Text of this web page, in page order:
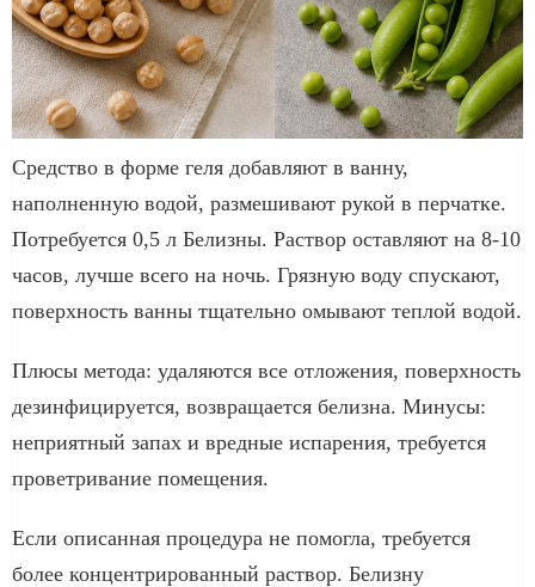
Средство в форме геля добавляют в ванну,
наполненную водой, размешивают рукой в перчатке.
Потребуется 0,5 л Белизны. Раствор оставляют на 8-10
часов, лучше всего на ночь. Грязную воду спускают,
поверхность ванны тщательно омывают теплой водой.
Плюсы метода: удаляются все отложения, поверхность
дезинфицируется, возвращается белизна. Минусы:
неприятный запах и вредные испарения, требуется
проветривание помещения.
Если описанная процедура не помогла, требуется
более концентрированный раствор. Белизну